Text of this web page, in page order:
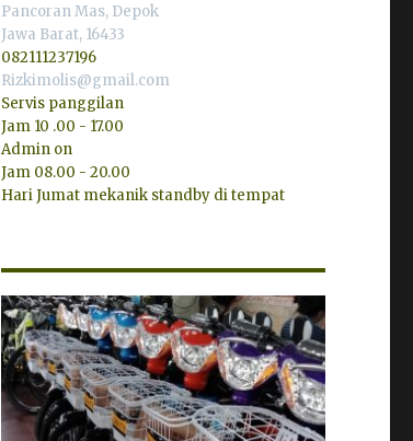
Pancoran Mas, Depok
Jawa Barat, 16433
082111237196
Rizkimolis@gmail.com
Servis panggilan
Jam 10 .00 - 17.00
Admin on
Jam 08.00 - 20.00
Hari Jumat mekanik standby di tempat